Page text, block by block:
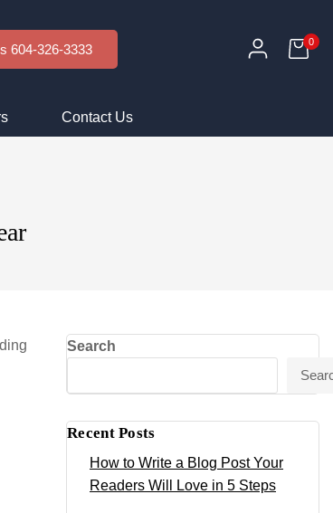
604-326-3333 0
Contact Us
Search
Recent Posts
How to Write a Blog Post Your
Readers Will Love in 5 Steps